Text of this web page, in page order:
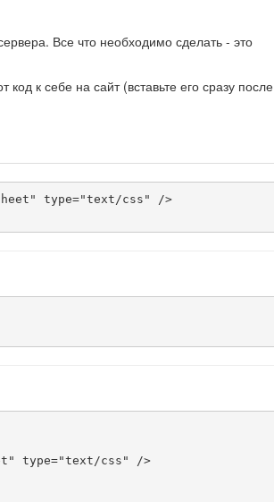
Все что необходимо сделать - это
к себе на сайт (вставьте его сразу после
type="text/css" />
type="text/css" />